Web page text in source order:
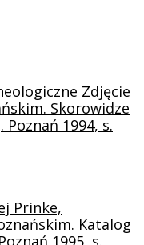
Zdjęcie
Skorowidze
1994, s.
Prinke,
Katalog
1995, s.